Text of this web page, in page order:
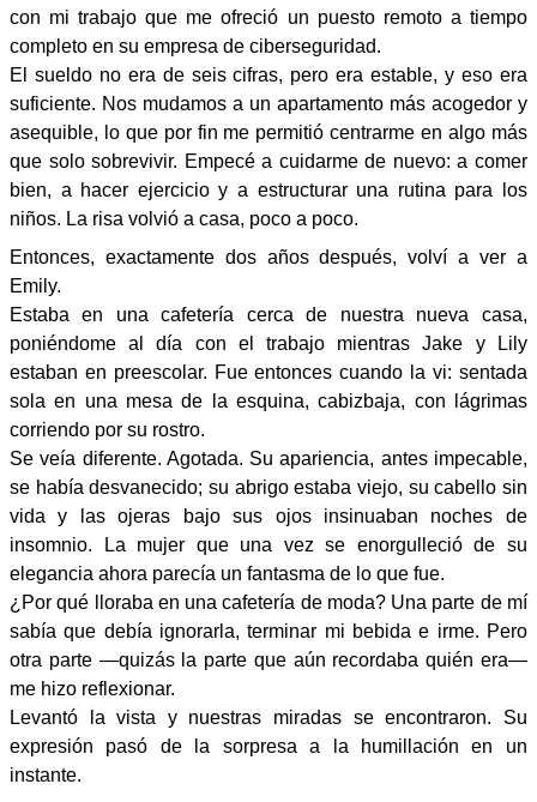
con mi trabajo que me ofreció un puesto remoto a tiempo
completo en su empresa de ciberseguridad.
El sueldo no era de seis cifras, pero era estable, y eso era
suficiente. Nos mudamos a un apartamento más acogedor y
asequible, lo que por fin me permitió centrarme en algo más
que solo sobrevivir. Empecé a cuidarme de nuevo: a comer
bien, a hacer ejercicio y a estructurar una rutina para los
niños. La risa volvió a casa, poco a poco.
Entonces, exactamente dos años después, volví a ver a
Emily.
Estaba en una cafetería cerca de nuestra nueva casa,
poniéndome al día con el trabajo mientras Jake y Lily
estaban en preescolar. Fue entonces cuando la vi: sentada
sola en una mesa de la esquina, cabizbaja, con lágrimas
corriendo por su rostro.
Se veía diferente. Agotada. Su apariencia, antes impecable,
se había desvanecido; su abrigo estaba viejo, su cabello sin
vida y las ojeras bajo sus ojos insinuaban noches de
insomnio. La mujer que una vez se enorgulleció de su
elegancia ahora parecía un fantasma de lo que fue.
¿Por qué lloraba en una cafetería de moda? Una parte de mí
sabía que debía ignorarla, terminar mi bebida e irme. Pero
otra parte —quizás la parte que aún recordaba quién era—
me hizo reflexionar.
Levantó la vista y nuestras miradas se encontraron. Su
expresión pasó de la sorpresa a la humillación en un
instante.